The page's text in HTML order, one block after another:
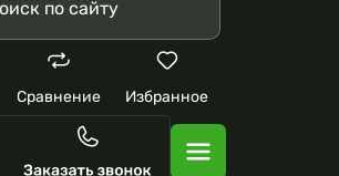
Сравнение Избранное